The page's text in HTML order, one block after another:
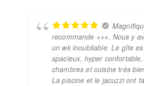
recommande +++. Nous y
un wk inoubliable. Le gîte
spacieux, hyper
chambres et cuisine très
La piscine et le jacuzzi ont